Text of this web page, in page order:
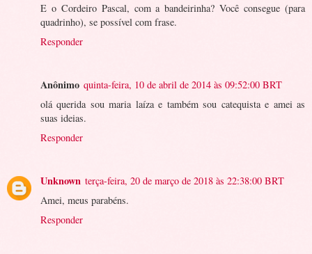
E o Cordeiro Pascal, com a bandeirinha? Você consegue (para
quadrinho), se possível com frase.
Responder
Anônimo quinta-feira, 10 de abril de 2014 às 09:52:00 BRT
olá querida sou maria laíza e também sou catequista e amei as
suas ideias.
Responder
Unknown terça-feira, 20 de março de 2018 às 22:38:00 BRT
Amei, meus parabéns.
Responder